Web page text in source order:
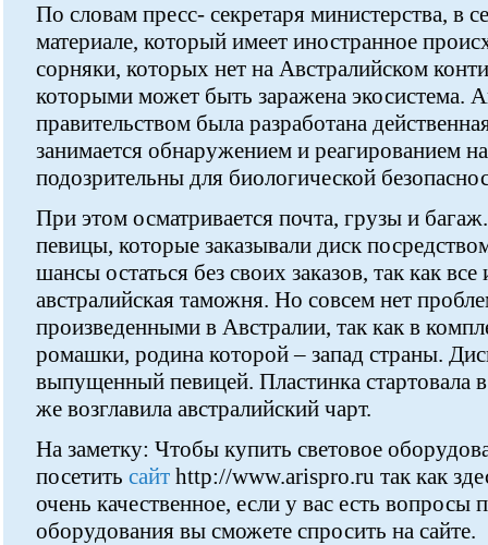
По словам пресс- секретаря министерства, в
материале, который имеет иностранное
сорняки, которых нет на Австралийском
которыми может быть заражена экосистема.
правительством была разработана
занимается обнаружением и реагированием
подозрительны для биологической
При этом осматривается почта, грузы и
певицы, которые заказывали диск
шансы остаться без своих заказов, так как
австралийская таможня. Но совсем нет
произведенными в Австралии, так как в
ромашки, родина которой – запад страны.
выпущенный певицей. Пластинка стартовала
же возглавила австралийский чарт.
На заметку: Чтобы купить световое
посетить сайт http://www.arispro.ru так как
очень качественное, если у вас есть вопросы
оборудования вы сможете спросить на сайте.